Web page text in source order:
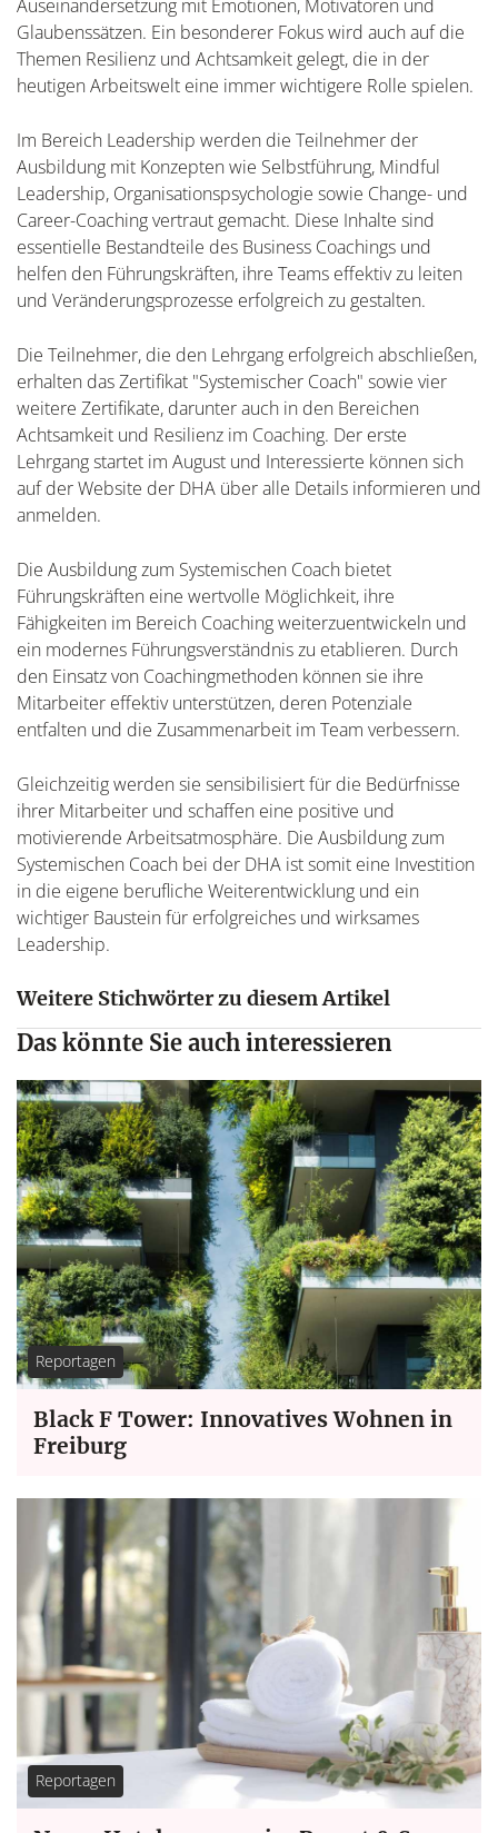
Auseinandersetzung mit Emotionen, Motivatoren und
Glaubenssätzen. Ein besonderer Fokus wird auch auf die
Themen Resilienz und Achtsamkeit gelegt, die in der
heutigen Arbeitswelt eine immer wichtigere Rolle spielen.
Im Bereich Leadership werden die Teilnehmer der
Ausbildung mit Konzepten wie Selbstführung, Mindful
Leadership, Organisationspsychologie sowie Change- und
Career-Coaching vertraut gemacht. Diese Inhalte sind
essentielle Bestandteile des Business Coachings und
helfen den Führungskräften, ihre Teams effektiv zu leiten
und Veränderungsprozesse erfolgreich zu gestalten.
Die Teilnehmer, die den Lehrgang erfolgreich abschließen,
erhalten das Zertifikat "Systemischer Coach" sowie vier
weitere Zertifikate, darunter auch in den Bereichen
Achtsamkeit und Resilienz im Coaching. Der erste
Lehrgang startet im August und Interessierte können sich
auf der Website der DHA über alle Details informieren und
anmelden.
Die Ausbildung zum Systemischen Coach bietet
Führungskräften eine wertvolle Möglichkeit, ihre
Fähigkeiten im Bereich Coaching weiterzuentwickeln und
ein modernes Führungsverständnis zu etablieren. Durch
den Einsatz von Coachingmethoden können sie ihre
Mitarbeiter effektiv unterstützen, deren Potenziale
entfalten und die Zusammenarbeit im Team verbessern.
Gleichzeitig werden sie sensibilisiert für die Bedürfnisse
ihrer Mitarbeiter und schaffen eine positive und
motivierende Arbeitsatmosphäre. Die Ausbildung zum
Systemischen Coach bei der DHA ist somit eine Investition
in die eigene berufliche Weiterentwicklung und ein
wichtiger Baustein für erfolgreiches und wirksames
Leadership.
Weitere Stichwörter zu diesem Artikel
Das könnte Sie auch interessieren
Reportagen
Black F Tower: Innovatives Wohnen in
Freiburg
Reportagen